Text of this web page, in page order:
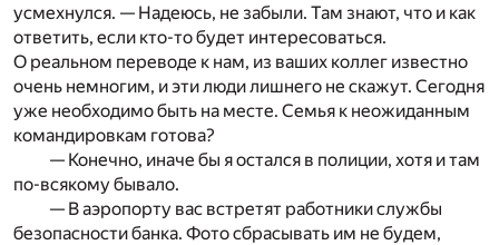
усмехнулся. — Надеюсь, не забыли. Там знают, что и как
ответить, если кто-то будет интересоваться.
О реальном переводе к нам, из ваших коллег известно
очень немногим, и эти люди лишнего не скажут. Сегодня
уже необходимо быть на месте. Семья к неожиданным
командировкам готова?
— Конечно, иначе бы я остался в полиции, хотя и там
по-всякому бывало.
— В аэропорту вас встретят работники службы
безопасности банка. Фото сбрасывать им не будем,